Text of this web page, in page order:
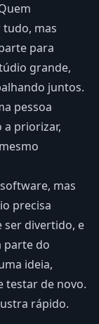
mas
para
grande,
juntos.
pessoa
a priorizar,
mas
precisa
ser divertido, e
parte do
ideia,
testar de novo.
rápido.